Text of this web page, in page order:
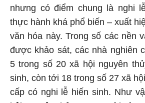
nhưng có điểm chung là nghi
thực hành khá phổ biến – xuất
văn hóa này. Trong số các nền
được khảo sát, các nhà nghiên
5 trong số 20 xã hội nguyên
sinh, còn tới 18 trong số 27 xã
cấp có nghi lễ hiến sinh. Như